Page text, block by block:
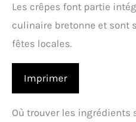
Les crêpes font partie
culinaire bretonne et sont
fêtes locales.
Imprimer
Où trouver les ingrédients